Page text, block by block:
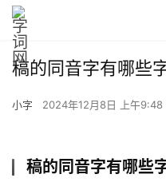
稿的同音字有哪些
小字 2024年12月8日 上午9:48
稿的同音字有哪些